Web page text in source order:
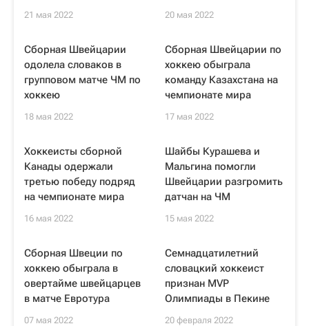
21 мая 2022 20 мая 2022
Сборная Швейцарии
одолела словаков в
групповом матче ЧМ по
хоккею
18 мая 2022
Сборная Швейцарии по
хоккею обыграла
команду Казахстана на
чемпионате мира
17 мая 2022
Хоккеисты сборной
Канады одержали
третью победу подряд
на чемпионате мира
16 мая 2022
Шайбы Курашева и
Мальгина помогли
Швейцарии разгромить
датчан на ЧМ
15 мая 2022
Сборная Швеции по
хоккею обыграла в
овертайме швейцарцев
в матче Евротура
07 мая 2022
Семнадцатилетний
словацкий хоккеист
признан MVP
Олимпиады в Пекине
20 февраля 2022